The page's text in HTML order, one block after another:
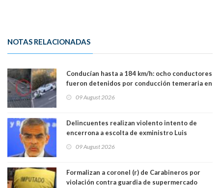
NOTAS RELACIONADAS
Conducían hasta a 184 km/h: ocho conductores
fueron detenidos por conducción temeraria en
09 August 2026
Delincuentes realizan violento intento de
encerrona a escolta de exministro Luis
Lo Espejo
09 August 2026
Formalizan a coronel (r) de Carabineros por
violación contra guardia de supermercado